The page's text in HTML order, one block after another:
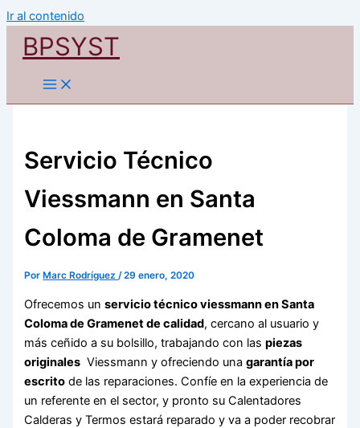
Ir al contenido
BPSYST
Servicio Técnico
Viessmann en Santa
Coloma de Gramenet
Por Marc Rodríguez/29 enero, 2020
Ofrecemos unservicio técnico viessmann en Santa
Coloma de Gramenet de calidad, cercano al usuario y
más ceñido a su bolsillo, trabajando con laspiezas
originales Viessmann y ofreciendo unagarantía por
escrito de las reparaciones. Confíe en la experiencia de
un referente en el sector, y pronto su Calentadores
Calderas y Termos estará reparado y va a poder recobrar